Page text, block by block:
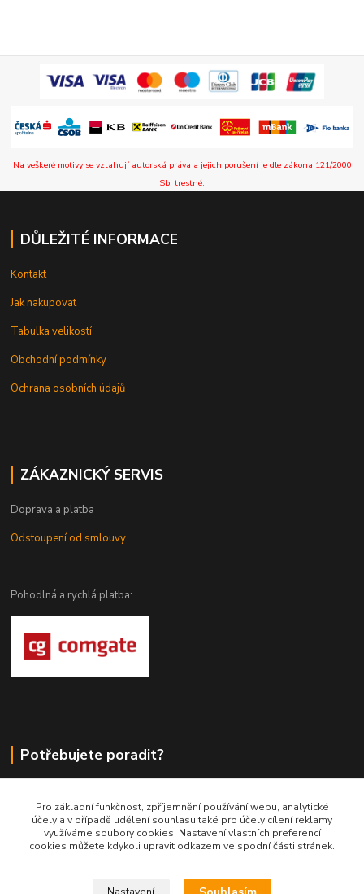
Na veškeré motivy se vztahují autorská práva a jejich porušení je dle zákona 121/2000
Sb. trestné.
DŮLEŽITÉ INFORMACE
Kontakt
Jak nakupovat
Tabulka velikostí
Obchodní podmínky
Ochrana osobních údajů
ZÁKAZNICKÝ SERVIS
Doprava a platba
Odstoupení od smlouvy
Pohodlná a rychlá platba:
Potřebujete poradit?
+420 731 722 844
Pro základní funkčnost, zpříjemnění používání webu, analytické
účely a v případě udělení souhlasu také pro účely cílení reklamy
využíváme soubory cookies. Nastavení vlastních preferencí
cookies můžete kdykoli upravit odkazem ve spodní části stránek.